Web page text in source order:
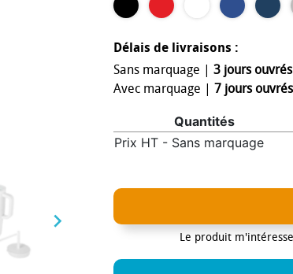

boissons chaudes (utilisation
la main uniquement.
Délais de livraisons :
Sans marquage | 3 jours ouvrés
Avec marquage | 7 jours ouvrés
Quantités
Prix HT - Sans marquage
Le produit